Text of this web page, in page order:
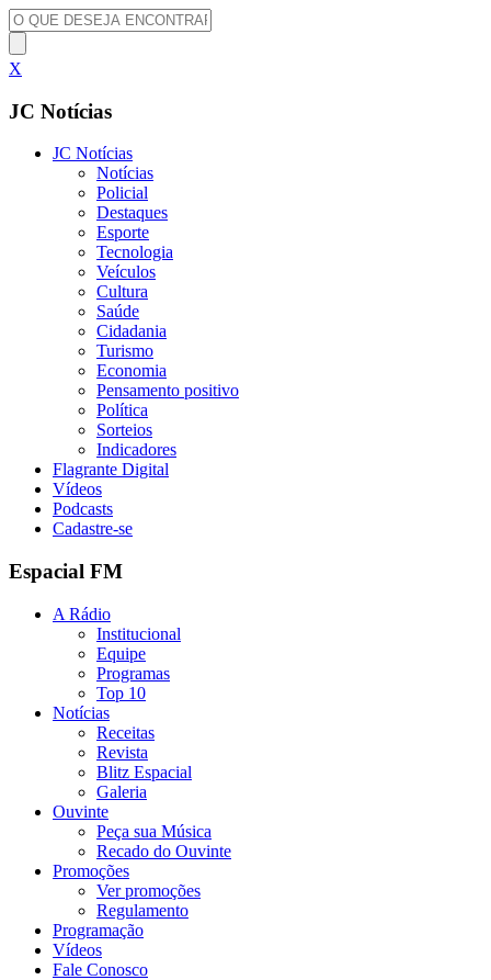
X
JC Notícias
JC Notícias
Notícias
Policial
Destaques
Esporte
Tecnologia
Veículos
Cultura
Saúde
Cidadania
Turismo
Economia
Pensamento positivo
Política
Sorteios
Indicadores
Flagrante Digital
Vídeos
Podcasts
Cadastre-se
Espacial FM
A Rádio
Institucional
Equipe
Programas
Top 10
Notícias
Receitas
Revista
Blitz Espacial
Galeria
Ouvinte
Peça sua Música
Recado do Ouvinte
Promoções
Ver promoções
Regulamento
Programação
Vídeos
Fale Conosco